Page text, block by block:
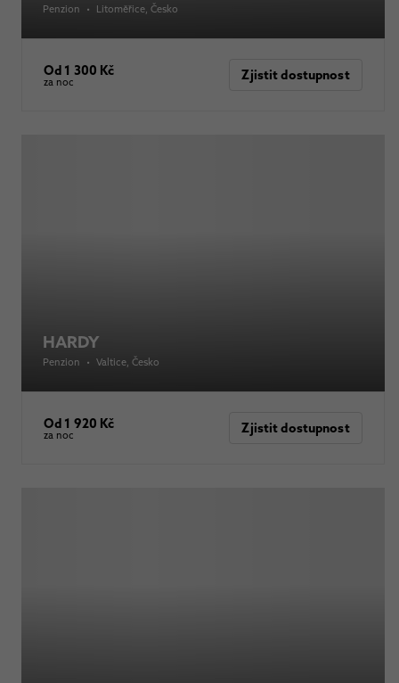
Penzion • Litoměřice , Česko
Od 1 300 Kč
za noc Zjistit dostupnost
HARDY
Penzion • Valtice , Česko
Od 1 920 Kč
za noc Zjistit dostupnost